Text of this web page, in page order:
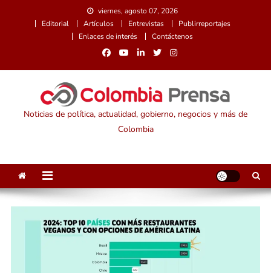
viernes, agosto 07, 2026
Editorial
Artículos Entrevistas
Publirreportajes
Enlaces de interés
Contáctenos
Noticias de política, actualidad, gobierno, negocios y más de
Colombia